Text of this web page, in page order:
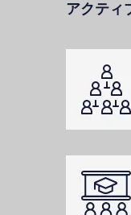
アクティ